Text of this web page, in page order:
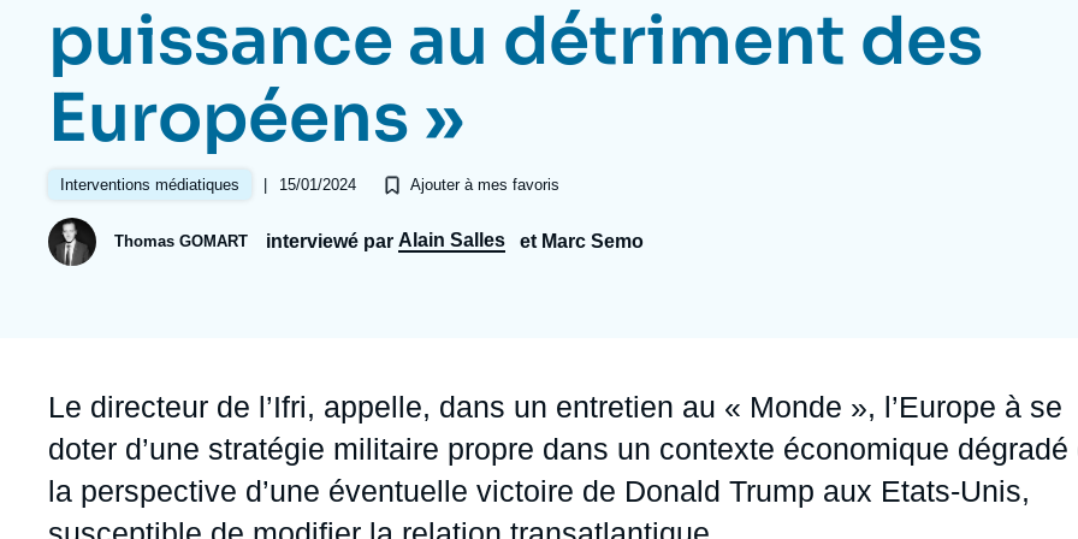
Partenariats et réseaux
Nous soutenir en tant que professionnel
Ramses
Intelligence artificielle
Guerre en Ukraine
OTAN
Europe
puissance au détriment des
Européens »
Interventions médiatiques | 15/01/2024 Ajouter à mes favoris
Thomas GOMART interviewé par Alain Salles et Marc Semo
Accroche
Le directeur de l’Ifri, appelle, dans un entretien au « Monde », l’Europe à se
doter d’une stratégie militaire propre dans un contexte économique dégradé
la perspective d’une éventuelle victoire de Donald Trump aux Etats-Unis,